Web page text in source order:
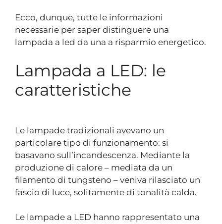
Ecco, dunque, tutte le informazioni
necessarie per saper distinguere una
lampada a led da una a risparmio energetico.
Lampada a LED: le
caratteristiche
Le lampade tradizionali avevano un
particolare tipo di funzionamento: si
basavano sull’incandescenza. Mediante la
produzione di calore – mediata da un
filamento di tungsteno – veniva rilasciato un
fascio di luce, solitamente di tonalità calda.
Le lampade a LED hanno rappresentato una